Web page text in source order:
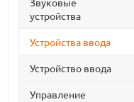
Звуковые
устройства
Устройства ввода
Устройство ввода
Управление